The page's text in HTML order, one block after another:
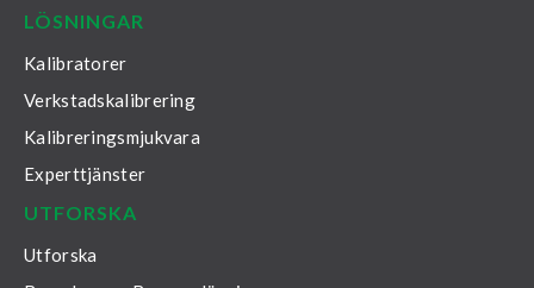
LÖSNINGAR
Kalibratorer
Verkstadskalibrering
Kalibreringsmjukvara
Experttjänster
UTFORSKA
Utforska